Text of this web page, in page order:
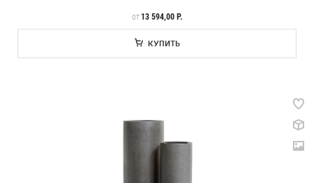
ЦЕНА
ОТ 13 594,00 Р.
КУПИТЬ